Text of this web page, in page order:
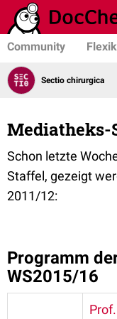
Community
Sectio chirurgica
Mediatheks-
Schon letzte
Staffel, gezeigt
2011/12:
Programm
WS2015/16